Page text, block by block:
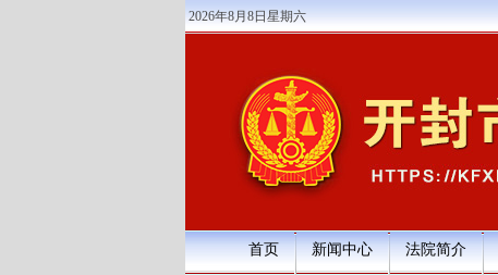
2026年8月8日星期六
首页 新闻中心 法院简介